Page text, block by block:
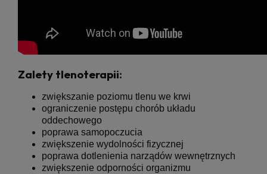
Zalety tlenoterapii:
zwiększanie poziomu tlenu we krwi
ograniczenie postępu chorób układu
oddechowego
poprawa samopoczucia
zwiększenie wydolności fizycznej
poprawa dotlenienia narządów wewnętrznych
zwiększenie odporności organizmu